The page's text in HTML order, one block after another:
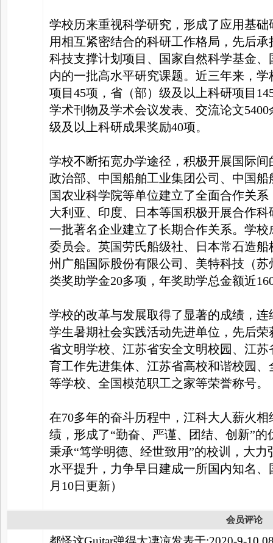
学校历来重视科学研究，形成了应用基
用相互紧密结合的科研工作格局，先后
科技支撑计划项目、国家自然科学基金
内的一批高水平研究课题。近三年来，
项目45项，省（部）级及以上科研项目
学术刊物及学术会议发表、交流论文
级及以上科研成果奖励40项。
学校不断拓宽办学途径，积极开展国际
政治部、中国船舶工业集团公司、中国
国农业科学院等单位建立了全面合作关
大利亚、印度、日本等国积极开展合作
一批著名企业建立了长期合作关系。学
委员会。英国劳氏船级社、日本常石造
州广船国际股份有限公司、美特科技（
类奖助学金20多项，年奖助学总金额近
学校的改革与发展取得了显著的成绩，
学生暑期社会实践活动先进单位，先后
省文明学校、江苏省安全文明校园、江
育工作先进集体、江苏省高校和谐校园
等学校、全国模范职工之家等荣誉称号。
在70多年的奋斗历程中，江科大人薪火
绩，形成了“勤奋、严谨、团结、创新”
秉承“笃学明德、经世致用”的校训，大
水平提升，力争早日建成一所国内知名
月10日更新）
会员评论